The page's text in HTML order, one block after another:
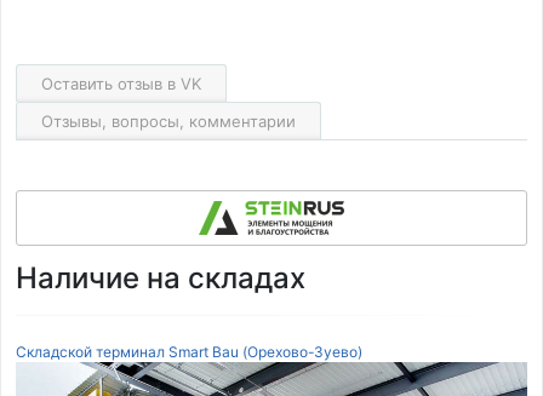
Оставить отзыв в VK
Отзывы, вопросы, комментарии
Наличие на складах
Складской терминал Smart Bau (Орехово-Зуево)